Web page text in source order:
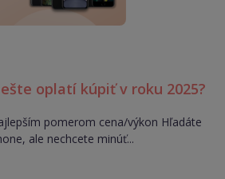
oplatí kúpiť v roku 2025?
pomerom cena/výkon Hľadáte
ale nechcete minúť...